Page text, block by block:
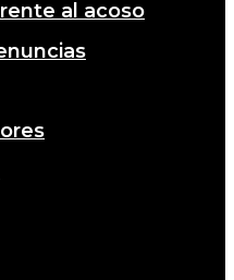
al acoso